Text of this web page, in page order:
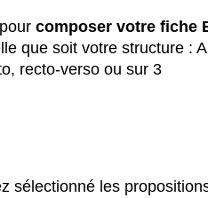
composer votre fiche
que soit votre structure :
recto-verso ou sur 3
sélectionné les